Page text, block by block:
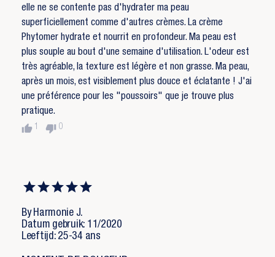
elle ne se contente pas d'hydrater ma peau
superficiellement comme d'autres crèmes. La crème
Phytomer hydrate et nourrit en profondeur. Ma peau est
plus souple au bout d'une semaine d'utilisation. L'odeur est
très agréable, la texture est légère et non grasse. Ma peau,
après un mois, est visiblement plus douce et éclatante ! J'ai
une préférence pour les "poussoirs" que je trouve plus
pratique.
thumb_up 1 thumb_down 0
By Harmonie J.
Datum gebruik: 11/2020
Leeftijd: 25-34 ans